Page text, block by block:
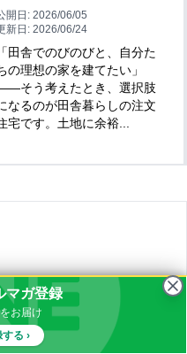
開日: 2026/06/05
新日: 2026/06/24
「田舎でのびのびと、自分た
の理想の家を建てたい」
そう考えたとき、選択肢
なるのが田舎暮らしの注文
宅です。土地に余裕...
ーライフ
充宏
マガ登録
お届け
る ›